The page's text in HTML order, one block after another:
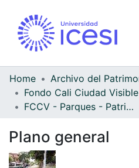
Home
Fondo Cali Ciudad Visible
FCCV - Parques - Patrimonial
Plano general